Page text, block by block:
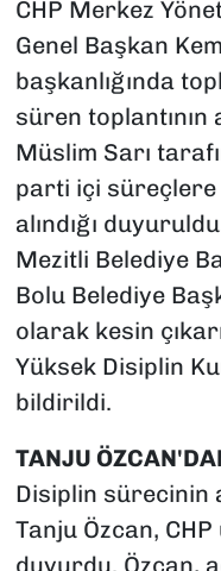
CHP Merkez
Genel Başkan
başkanlığında
süren toplantının
Müslim Sarı
parti içi
alındığı
Mezitli Belediye
Bolu Belediye
olarak kesin
Yüksek Disiplin
bildirildi.
TANJU
Disiplin sürecinin
Tanju Özcan,
duyurdu. Özcan,